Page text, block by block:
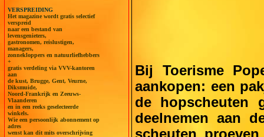
VERSPREIDING
Het magazine wordt gratis selectief
verspreid
naar een bestand van
levensgenieters,
gastronomen, reislustigen,
managers,
zonnekloppers en natuurliefhebbers
+
gratis verdeling via VVV-kantoren
aan
de kust, Brugge, Gent, Veurne,
Diksmuide,
Noord-Frankrijk en Zeeuws-
Vlaanderen
en in een reeks geselecteerde
winkels.
Wie een persoonlijk abonnement op
adres
wenst kan dit mits overschrijving
Bij Toerisme
aankopen: een
de hopscheuten
deelnemen aan
scheuten